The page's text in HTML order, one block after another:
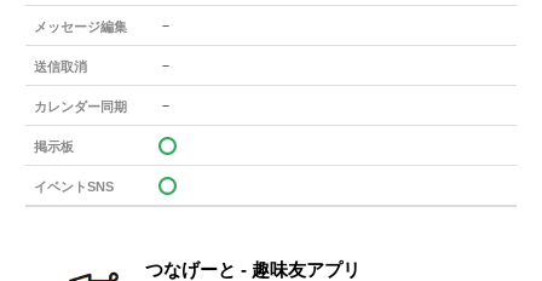
メッセージ編集 －
送信取消 －
カレンダー同期 －
掲示板
イベントSNS
つなげーと - 趣味友アプリ